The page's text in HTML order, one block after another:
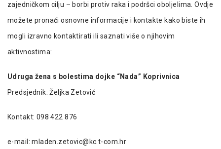
zajedničkom cilju – borbi protiv raka i podršci oboljelima. Ovdje
možete pronaći osnovne informacije i kontakte kako biste ih
mogli izravno kontaktirati ili saznati više o njihovim
aktivnostima:
Udruga žena s bolestima dojke “Nada” Koprivnica
Predsjednik: Željka Zetović
Kontakt: 098 422 876
e-mail: mladen.zetovic@kc.t-com.hr